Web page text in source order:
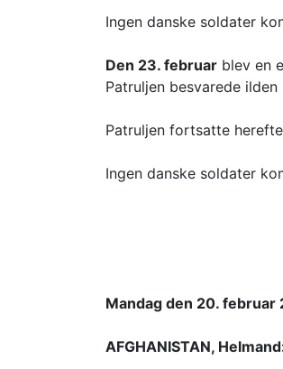
Ingen danske soldater
Den 23. februar blev en
Patruljen besvarede
Patruljen fortsatte
Ingen danske soldater
Mandag den 20. februar
AFGHANISTAN,